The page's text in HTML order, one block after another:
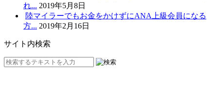
れ... 2019年5月8日
陸マイラーでもお金をかけずにANA上級会員になる
方... 2019年2月16日
サイト内検索